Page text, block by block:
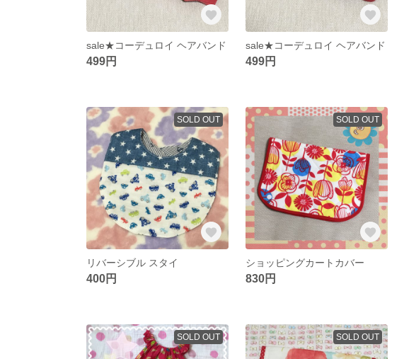
sale★コーデュロイ ヘアバンド
499円
sale★コーデュロイ ヘアバンド
499円
SOLD OUT
リバーシブル スタイ
400円
SOLD OUT
ショッピングカートカバー
830円
SOLD OUT SOLD OUT